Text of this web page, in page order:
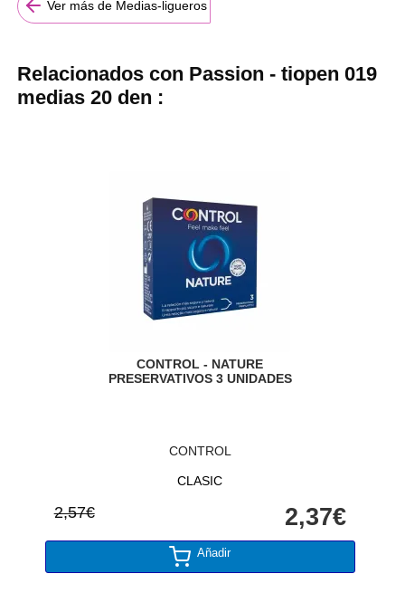
Ver más de Medias-ligueros
Relacionados con Passion - tiopen 019
medias 20 den :
CONTROL - NATURE
PRESERVATIVOS 3 UNIDADES
CONTROL
CLASIC
2,57€ 2,37€
Añadir